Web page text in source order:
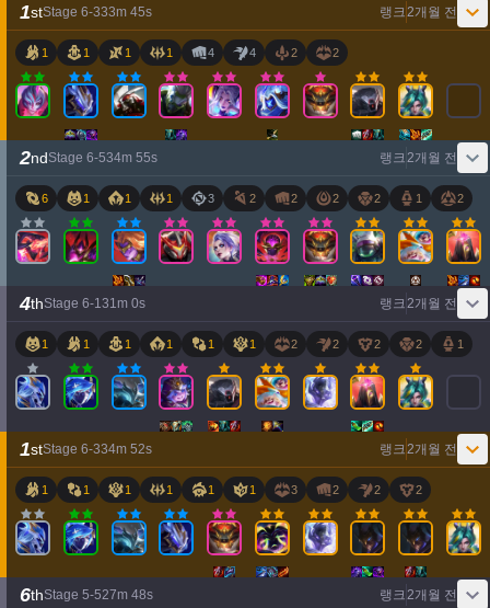
1stStage 6-333m 45s 랭크2개월 전
1 1 1 1 4 4 2 2
2ndStage 6-534m 55s 랭크2개월 전
6 1 1 1 3 2 2 2 2 1 2
4thStage 6-131m 0s 랭크2개월 전
1 1 1 1 1 1 2 2 2 2 1
1stStage 6-334m 52s 랭크2개월 전
1 1 1 1 1 1 3 2 2 2
6thStage 5-527m 48s 랭크2개월 전